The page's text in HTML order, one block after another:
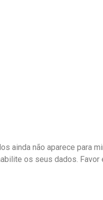
ainda não aparece para
os seus dados. Favor